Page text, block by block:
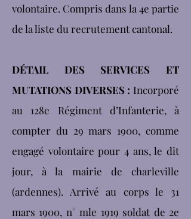
volontaire. Compris dans la 4e partie
de la liste du recrutement cantonal.
DÉTAIL DES SERVICES ET
MUTATIONS DIVERSES : Incorporé
au 128e Régiment d’Infanterie, à
compter du 29 mars 1900, comme
engagé volontaire pour 4 ans, le dit
jour, à la mairie de charleville
(ardennes). Arrivé au corps le 31
mars 1900, n° mle 1919 soldat de 2e